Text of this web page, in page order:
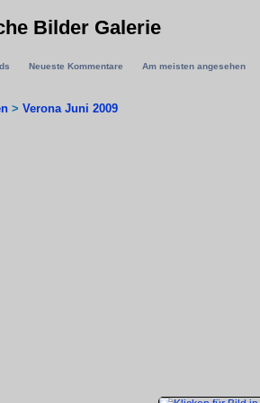
Bilder Galerie
Neueste Kommentare Am meisten angesehen
> Verona Juni 2009